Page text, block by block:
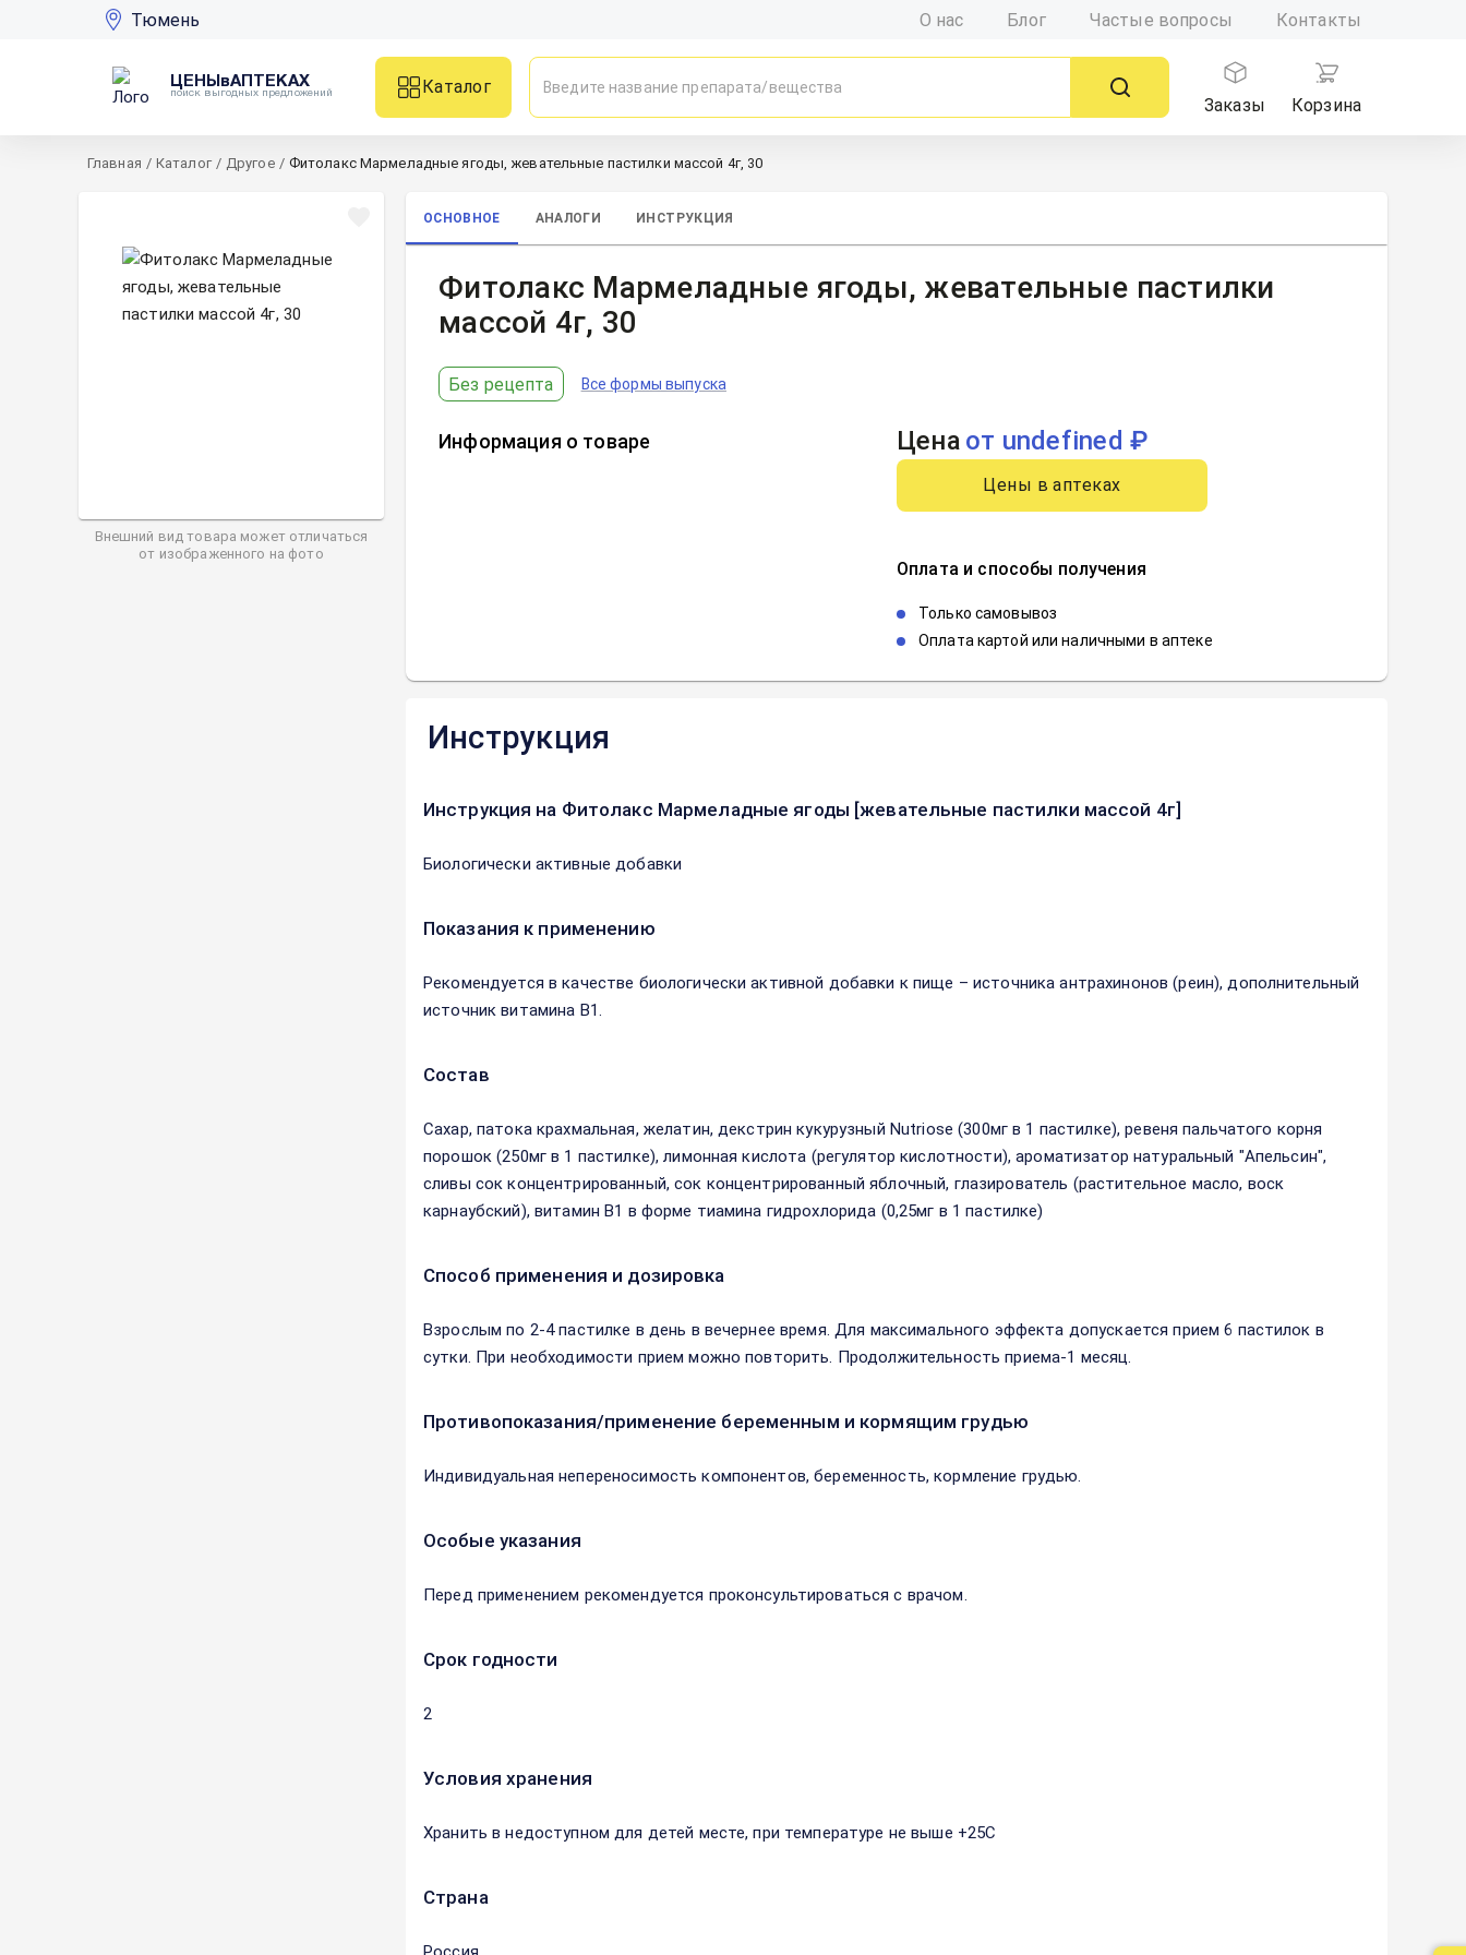
Тюмень О нас Блог Частые вопросы Контакты
ЦЕНЫвАПТЕКАХ
поиск выгодных предложений
Каталог
Заказы
Корзина
Главная / Каталог / Другое / Фитолакс Мармеладные ягоды, жевательные пастилки массой 4г, 30
Внешний вид товара может отличаться
от изображенного на фото
ОСНОВНОЕ АНАЛОГИ ИНСТРУКЦИЯ
Фитолакс Мармеладные ягоды, жевательные пастилки
массой 4г, 30
Без рецепта Все формы выпуска
Информация о товаре Цена от undefined ₽
Цены в аптеках
Оплата и способы получения
Только самовывоз
Оплата картой или наличными в аптеке
Инструкция
Инструкция на Фитолакс Мармеладные ягоды [жевательные пастилки массой 4г]
Биологически активные добавки
Показания к применению
Рекомендуется в качестве биологически активной добавки к пище – источника антрахинонов (реин), дополнительный
источник витамина B1.
Состав
Сахар, патока крахмальная, желатин, декстрин кукурузный Nutriose (300мг в 1 пастилке), ревеня пальчатого корня
порошок (250мг в 1 пастилке), лимонная кислота (регулятор кислотности), ароматизатор натуральный "Апельсин",
сливы сок концентрированный, сок концентрированный яблочный, глазирователь (растительное масло, воск
карнаубский), витамин В1 в форме тиамина гидрохлорида (0,25мг в 1 пастилке)
Способ применения и дозировка
Взрослым по 2-4 пастилке в день в вечернее время. Для максимального эффекта допускается прием 6 пастилок в
сутки. При необходимости прием можно повторить. Продолжительность приема-1 месяц.
Противопоказания/применение беременным и кормящим грудью
Индивидуальная непереносимость компонентов, беременность, кормление грудью.
Особые указания
Перед применением рекомендуется проконсультироваться с врачом.
Срок годности
2
Условия хранения
Хранить в недоступном для детей месте, при температуре не выше +25С
Страна